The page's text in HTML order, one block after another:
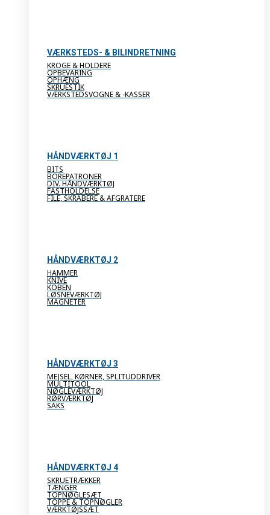
VÆRKSTEDS- & BILINDRETNING
KROGE & HOLDERE
OPBEVARING
OPHÆNG
SKRUESTIK
VÆRKSTEDSVOGNE & -KASSER
HÅNDVÆRKTØJ 1
BITS
BOREPATRONER
DIV. HÅNDVÆRKTØJ
FASTHOLDELSE
FILE, SKRABERE & AFGRATERE
HÅNDVÆRKTØJ 2
HAMMER
KNIVE
KOBEN
LØSNEVÆRKTØJ
MAGNETER
HÅNDVÆRKTØJ 3
MEJSEL, KØRNER, SPLITUDDRIVER
MULTITOOL
NØGLEVÆRKTØJ
RØRVÆRKTØJ
SAKS
HÅNDVÆRKTØJ 4
SKRUETRÆKKER
TÆNGER
TOPNØGLESÆT
TOPPE & TOPNØGLER
VÆRKTØJSSÆT